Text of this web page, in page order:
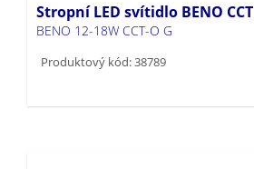
Stropní LED svítidlo BENO CCT
BENO 12-18W CCT-O G
Produktový kód: 38789